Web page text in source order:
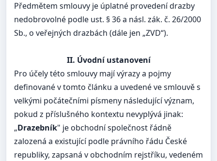
Předmětem smlouvy je úplatné provedení drazby
nedobrovolné podle ust. § 36 a násl. zák. č. 26/2000
Sb., o veřejných drazbách (dále jen „ZVD“).
II. Úvodní ustanovení
Pro účely této smlouvy mají výrazy a pojmy
definované v tomto článku a uvedené ve smlouvě s
velkými počátečními písmeny následující význam,
pokud z příslušného kontextu nevyplývá jinak:
„Drazebník" je obchodní společnost řádně
zalozená a existující podle právního řádu České
republiky, zapsaná v obchodním rejstříku, vedeném